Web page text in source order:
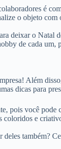
é
o objeto com
deixar o Natal
de cada um,
Além
dicas para
pois você pode
e
também?